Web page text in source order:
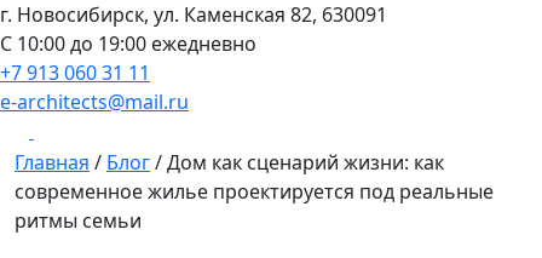
г. Новосибирск, ул. Каменская 82, 630091
С 10:00 до 19:00 ежедневно
+7 913 060 31 11
e-architects@mail.ru
Главная / Блог/Дом как сценарий жизни: как
современное жилье проектируется под реальные
ритмы семьи